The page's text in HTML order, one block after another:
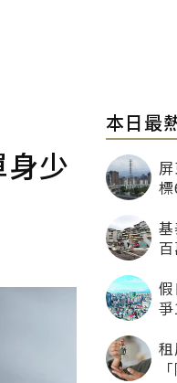
少
本日最